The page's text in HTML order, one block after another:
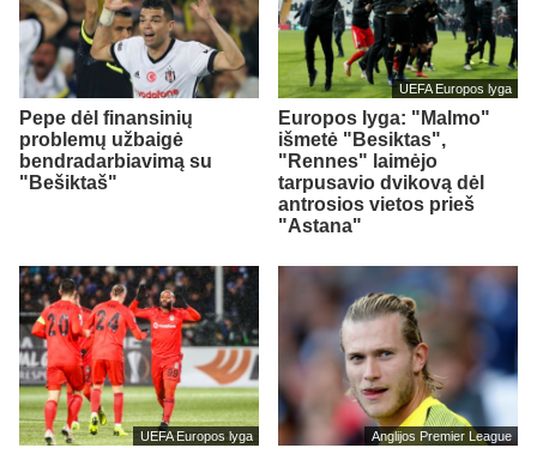
Pepe dėl finansinių
problemų užbaigė
bendradarbiavimą su
"Bešiktaš"
UEFA Europos lyga
Europos lyga: "Malmo"
išmetė "Besiktas",
"Rennes" laimėjo
tarpusavio dvikovą dėl
antrosios vietos prieš
"Astana"
UEFA Europos lyga Anglijos Premier League